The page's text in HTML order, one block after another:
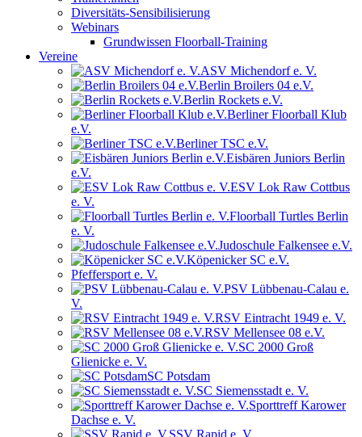
Diversitäts-Sensibilisierung
Webinars
Grundwissen Floorball-Training
Vereine
ASV Michendorf e. V.
Berlin Broilers 04 e.V.
Berlin Rockets e.V.
Berliner Floorball Klub
e.V.
Berliner TSC e.V.
Eisbären Juniors Berlin
e.V.
ESV Lok Raw Cottbus
e. V.
Floorball Turtles Berlin
e. V.
Judoschule Falkensee e.V.
Köpenicker SC e.V.
Pfeffersport e. V.
PSV Lübbenau-Calau e.
V.
RSV Eintracht 1949 e. V.
RSV Mellensee 08 e.V.
SC 2000 Groß
Glienicke e. V.
SC Potsdam
SC Siemensstadt e. V.
Sporttreff Karower
Dachse e. V.
SSV Rapid e. V.